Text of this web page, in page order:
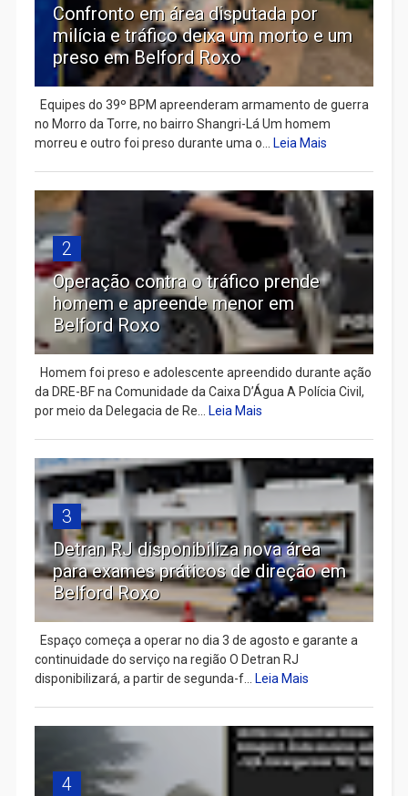
Confronto em área disputada por
milícia e tráfico deixa um morto e um
preso em Belford Roxo
Equipes do 39º BPM apreenderam armamento de guerra
no Morro da Torre, no bairro Shangri-Lá Um homem
morreu e outro foi preso durante uma o...
Leia Mais
2
Operação contra o tráfico prende
homem e apreende menor em
Belford Roxo
Homem foi preso e adolescente apreendido durante ação
da DRE-BF na Comunidade da Caixa D’Água A Polícia Civil,
por meio da Delegacia de Re...
Leia Mais
3
Detran RJ disponibiliza nova área
para exames práticos de direção em
Belford Roxo
Espaço começa a operar no dia 3 de agosto e garante a
continuidade do serviço na região O Detran RJ
disponibilizará, a partir de segunda-f...
Leia Mais
4